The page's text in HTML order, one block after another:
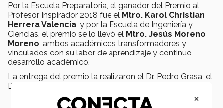
Por la Escuela Preparatoria, el ganador del Premio al
Profesor Inspirador 2018 fue el Mtro. Karol Christian
Herrera Valencia , y por la Escuela de Ingeniería y
Ciencias, el premio se lo llevó el Mtro. Jesús Moreno
Moreno , ambos académicos transformadores y
vinculados con su labor de aprendizaje y continuo
desarrollo académico.
La entrega del premio la realizaron el Dr. Pedro Grasa, el
Dr. Raúl Pérez y el Dr. Asunción Zárate.
×